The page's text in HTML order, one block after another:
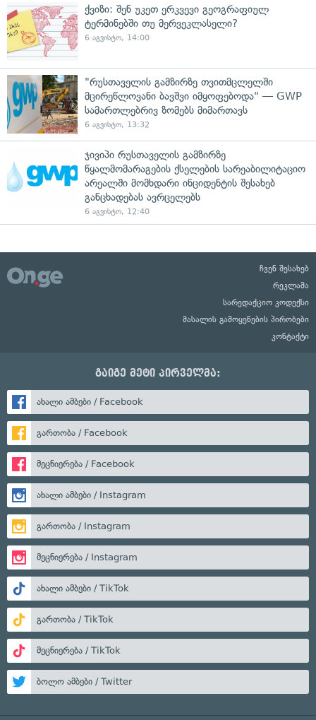
ქვიზი: შენ უკეთ ერკვევი გეოგრაფიულ
ტერმინებში თუ მერვეკლასელი?
6 აგვისტო, 14:00
"რუსთაველის გამზირზე თვითმცლელში
მცირეწლოვანი ბავშვი იმყოფებოდა" — GWP
სამართლებრივ ზომებს მიმართავს
6 აგვისტო, 13:32
ჯივიპი რუსთაველის გამზირზე
წყალმომარაგების ქსელების სარეაბილიტაციო
არეალში მომხდარი ინციდენტის შესახებ
განცხადებას ავრცელებს
6 აგვისტო, 12:40
ჩვენ შესახებ
რეკლამა
სარედაქციო კოდექსი
მასალის გამოყენების პირობები
კონტაქტი
გაიგე მეტი პირველმა:
ახალი ამბები / Facebook
გართობა / Facebook
მეცნიერება / Facebook
ახალი ამბები / Instagram
გართობა / Instagram
მეცნიერება / Instagram
ახალი ამბები / TikTok
გართობა / TikTok
მეცნიერება / TikTok
ბოლო ამბები / Twitter